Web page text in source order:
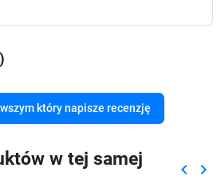
który napisze recenzję
w tej samej
keyboard_arrow_left keyboard_arrow_right